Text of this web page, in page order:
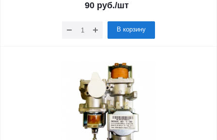
90 руб./шт
В корзину